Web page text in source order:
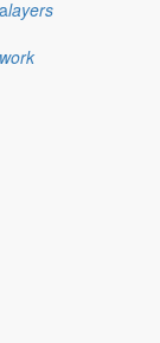
layers
work